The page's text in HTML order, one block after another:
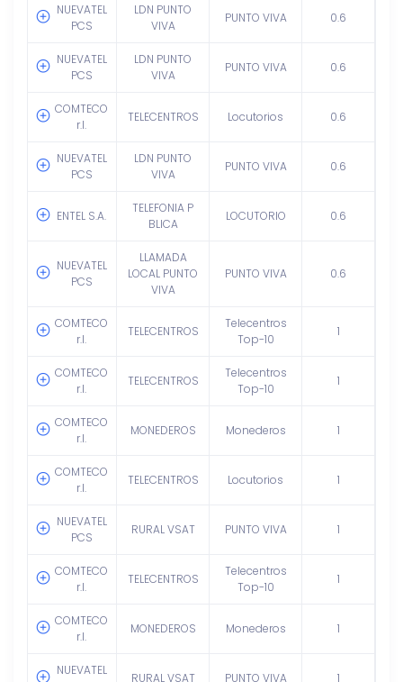
NUEVATEL
PCS
LDN PUNTO
VIVA
PUNTO VIVA 0.6
NUEVATEL
PCS
LDN PUNTO
VIVA
PUNTO VIVA 0.6
COMTECO
r.l.
TELECENTROS Locutorios 0.6
NUEVATEL
PCS
LDN PUNTO
VIVA
PUNTO VIVA 0.6
ENTEL S.A.
TELEFONIA P
BLICA
LOCUTORIO 0.6
NUEVATEL
PCS
LLAMADA
LOCAL PUNTO
VIVA
PUNTO VIVA 0.6
COMTECO
r.l.
TELECENTROS
Telecentros
Top-10
1
COMTECO
r.l.
TELECENTROS
Telecentros
Top-10
1
COMTECO
r.l.
MONEDEROS Monederos 1
COMTECO
r.l.
TELECENTROS Locutorios 1
NUEVATEL
PCS
RURAL VSAT PUNTO VIVA 1
COMTECO
r.l.
TELECENTROS
Telecentros
Top-10
1
COMTECO
r.l.
MONEDEROS Monederos 1
NUEVATEL
RURAL VSAT PUNTO VIVA 1